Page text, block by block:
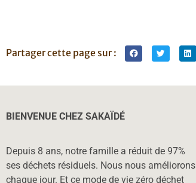
Partager cette page sur :
BIENVENUE CHEZ SAKAÏDÉ
Depuis 8 ans, notre famille a réduit de 97%
ses déchets résiduels. Nous nous améliorons
chaque jour. Et ce mode de vie zéro déchet